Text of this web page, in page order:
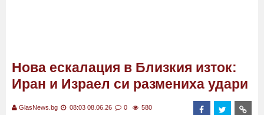
Нова ескалация в Близкия изток:
Иран и Израел си размениха удари
GlasNews.bg 08:03 08.06.26 0 580